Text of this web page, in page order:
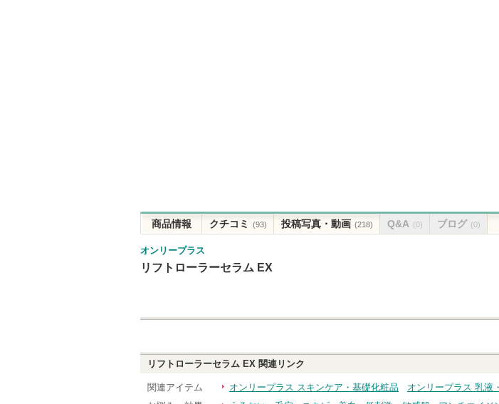
商品情報 クチコミ (93) 投稿写真・動画 (218) Q&A (0) ブログ (0)
オンリープラス
リフトローラーセラム EX
リフトローラーセラム EX 関連リンク
関連アイテム オンリープラス スキンケア・基礎化粧品 オンリープラス 乳液